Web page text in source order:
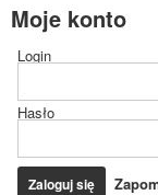
Moje konto
Login
Hasło